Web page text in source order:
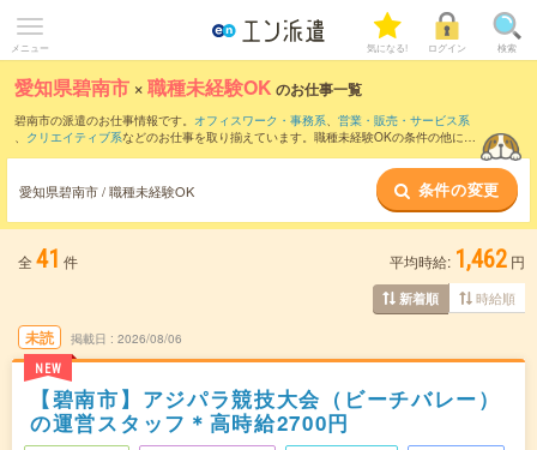
メニュー 気になる! ログイン 検索
愛知県碧南市 ×職種未経験OK のお仕事一覧
碧南市の派遣のお仕事情報です。 オフィスワーク・事務系、 営業・販売・サービス系
、 クリエイティブ系などのお仕事を取り揃えています。職種未経験OKの条件の他に、
愛知県碧南市 / 職種未経験OK 条件の変更
全 41 件 平均時給: 1,462 円
新着順 時給順
未読
NEW
掲載日 2026/08/06
【碧南市】アジパラ競技大会（ビーチバレー）
の運営スタッフ＊高時給2700円